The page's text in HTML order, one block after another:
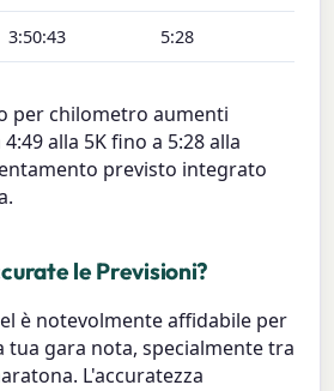
3:50:43 5:28
per chilometro aumenti
alla 5K fino a 5:28 alla
previsto integrato
le Previsioni?
è notevolmente affidabile per
tua gara nota, specialmente tra
L'accuratezza